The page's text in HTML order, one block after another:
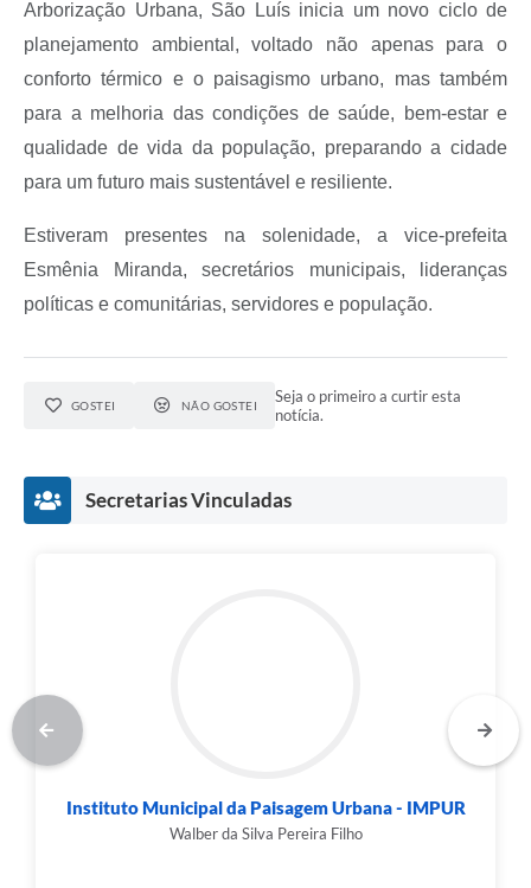
Arborização Urbana, São Luís inicia um novo ciclo de
planejamento ambiental, voltado não apenas para o
conforto térmico e o paisagismo urbano, mas também
para a melhoria das condições de saúde, bem-estar e
qualidade de vida da população, preparando a cidade
para um futuro mais sustentável e resiliente.
Estiveram presentes na solenidade, a vice-prefeita
Esmênia Miranda, secretários municipais, lideranças
políticas e comunitárias, servidores e população.
GOSTEI NÃO GOSTEI
Seja o primeiro a curtir esta
notícia.
Secretarias Vinculadas
Instituto Municipal da Paisagem Urbana - IMPUR
Walber da Silva Pereira Filho